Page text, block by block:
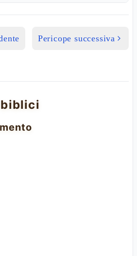
Pericope successiva